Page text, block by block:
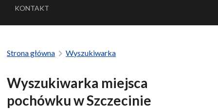
KONTAKT
Strona główna Wyszukiwarka
Wyszukiwarka miejsca
pochówku w Szczecinie